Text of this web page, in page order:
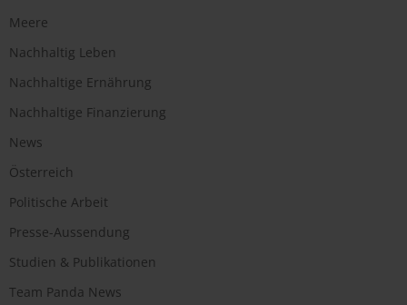
Meere
Nachhaltig Leben
Nachhaltige Ernährung
Nachhaltige Finanzierung
News
Österreich
Politische Arbeit
Presse-Aussendung
Studien & Publikationen
Team Panda News